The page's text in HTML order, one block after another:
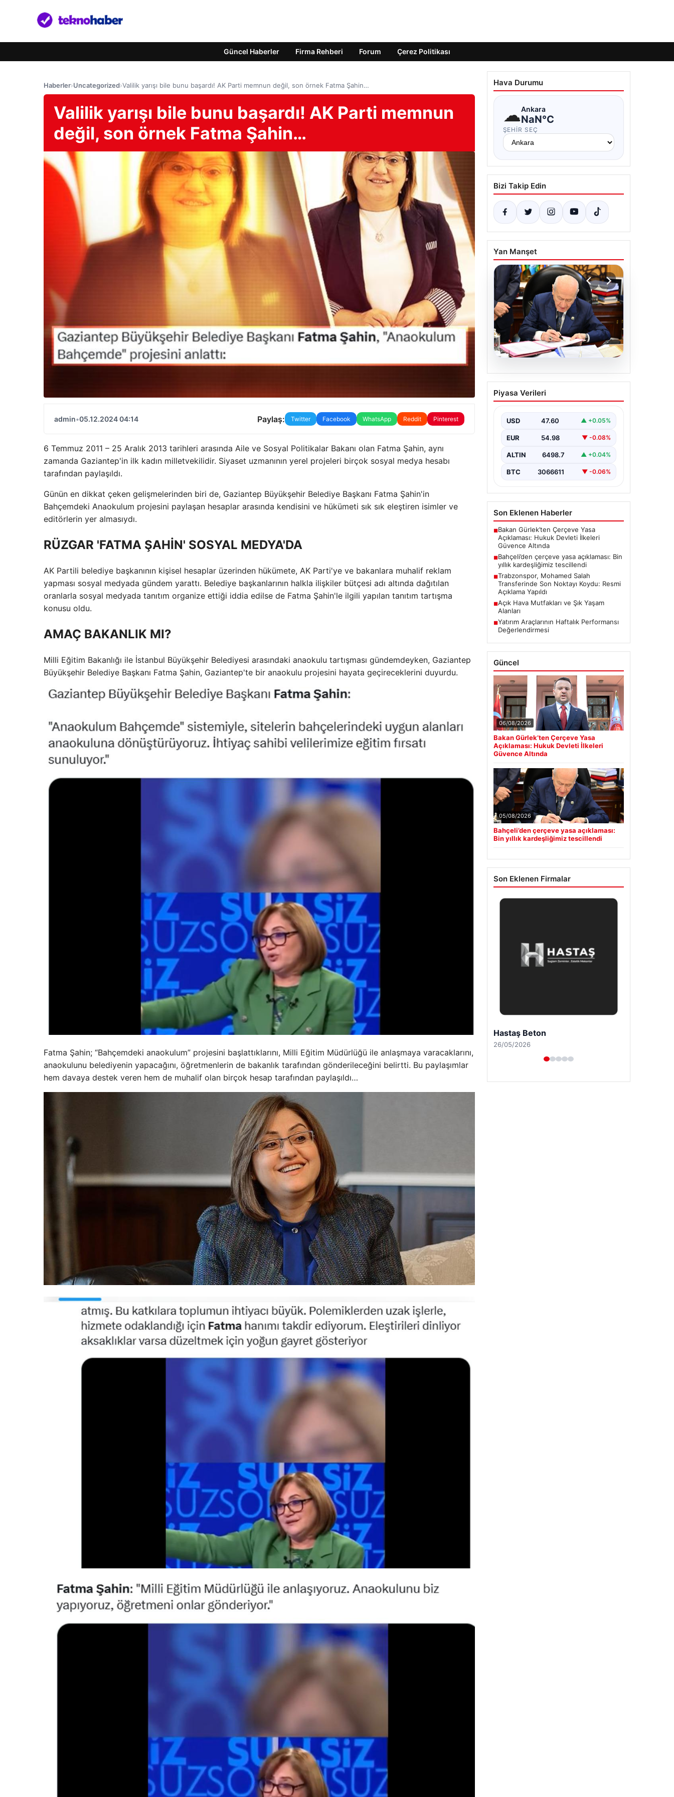
Güncel Haberler Firma Rehberi Forum Çerez Politikası
Haberler›Uncategorized›Valilik yarışı bile bunu başardı! AK Parti memnun değil, son örnek Fatma Şahin…
Valilik yarışı bile bunu başardı! AK Parti memnun
değil, son örnek Fatma Şahin…
admin•05.12.2024 04:14 Paylaş: Twitter Facebook WhatsApp Reddit Pinterest
6 Temmuz 2011 – 25 Aralık 2013 tarihleri ​​arasında Aile ve Sosyal Politikalar Bakanı olan Fatma Şahin, aynı
zamanda Gaziantep'in ilk kadın milletvekilidir. Siyaset uzmanının yerel projeleri birçok sosyal medya hesabı
tarafından paylaşıldı.
Günün en dikkat çeken gelişmelerinden biri de, Gaziantep Büyükşehir Belediye Başkanı Fatma Şahin'in
Bahçemdeki Anaokulum projesini paylaşan hesaplar arasında kendisini ve hükümeti sık sık eleştiren isimler ve
editörlerin yer almasıydı.
RÜZGAR 'FATMA ŞAHİN' SOSYAL MEDYA'DA
AK Partili belediye başkanının kişisel hesaplar üzerinden hükümete, AK Parti'ye ve bakanlara muhalif reklam
yapması sosyal medyada gündem yarattı. Belediye başkanlarının halkla ilişkiler bütçesi adı altında dağıtılan
oranlarla sosyal medyada tanıtım organize ettiği iddia edilse de Fatma Şahin'le ilgili yapılan tanıtım tartışma
konusu oldu.
AMAÇ BAKANLIK MI?
Milli Eğitim Bakanlığı ile İstanbul Büyükşehir Belediyesi arasındaki anaokulu tartışması gündemdeyken, Gaziantep
Büyükşehir Belediye Başkanı Fatma Şahin, Gaziantep'te bir anaokulu projesini hayata geçireceklerini duyurdu.
Fatma Şahin; “Bahçemdeki anaokulum” projesini başlattıklarını, Milli Eğitim Müdürlüğü ile anlaşmaya varacaklarını,
anaokulunu belediyenin yapacağını, öğretmenlerin de bakanlık tarafından gönderileceğini belirtti. Bu paylaşımlar
hem davaya destek veren hem de muhalif olan birçok hesap tarafından paylaşıldı…
Hava Durumu
☁Ankara
NaN°C
ŞEHIR SEÇ
Bizi Takip Edin
Yan Manşet
Bahçeli’den çerçeve
yasa açıklaması: Bin
tescillendi
Piyasa Verileri
USD 47.60 ▲ +0.05%
EUR 54.98 ▼ -0.08%
ALTIN 6498.7 ▲ +0.04%
BTC 3066611 ▼ -0.06%
Son Eklenen Haberler
■Bakan Gürlek’ten Çerçeve Yasa
Açıklaması: Hukuk Devleti İlkeleri
Güvence Altında
■Bahçeli’den çerçeve yasa açıklaması: Bin
yıllık kardeşliğimiz tescillendi
■Trabzonspor, Mohamed Salah
Transferinde Son Noktayı Koydu: Resmi
Açıklama Yapıldı
■Açık Hava Mutfakları ve Şık Yaşam
Alanları
■Yatırım Araçlarının Haftalık Performansı
Değerlendirmesi
Güncel
06/08/2026
Bakan Gürlek’ten Çerçeve Yasa
Açıklaması: Hukuk Devleti İlkeleri
Güvence Altında
05/08/2026
Bahçeli’den çerçeve yasa açıklaması:
Bin yıllık kardeşliğimiz tescillendi
Son Eklenen Firmalar
Prenses Night Club
29/04/2026